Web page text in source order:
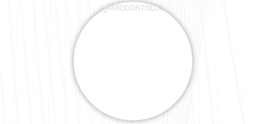
IMPLANTOLOGIE